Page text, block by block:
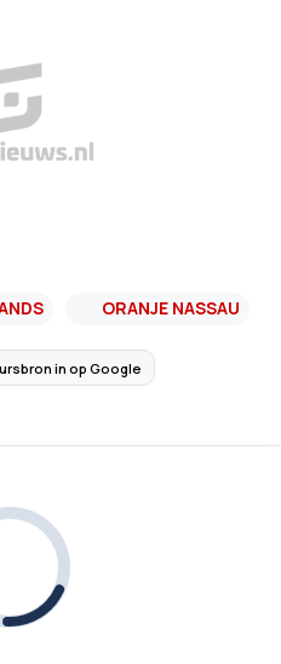
ORANJE NASSAU
in op Google